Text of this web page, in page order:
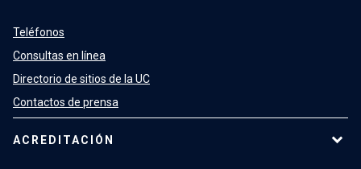
Teléfonos
Consultas en línea
Directorio de sitios de la UC
Contactos de prensa
ACREDITACIÓN